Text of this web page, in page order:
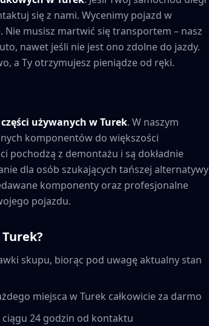
się z nami. Wycenimy pojazd w
musisz martwić się transportem – nasz
nawet jeśli nie jest ono zdolne do jazdy.
a Ty otrzymujesz pieniądze od ręki.
części używanych wTurek. W naszym
komponentów do większości
pochodzą z demontażu i są dokładnie
dla osób szukających tańszej alternatywy
komponenty oraz profesjonalne
pojazdu.
Turek?
skupu, biorąc pod uwagę aktualny stan
miejsca wTurek całkowicie za darmo
24 godzin od kontaktu